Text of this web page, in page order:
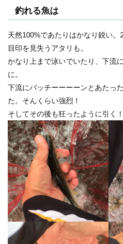
釣れる魚は
天然100%であたりはかなり鋭い
目印を見失うアタリも。
かなり上まで泳いでいたり、下流
に。
下流にバッチーーーーンとあたっ
た。そんくらい強烈！
そしてその後も狂ったように引く